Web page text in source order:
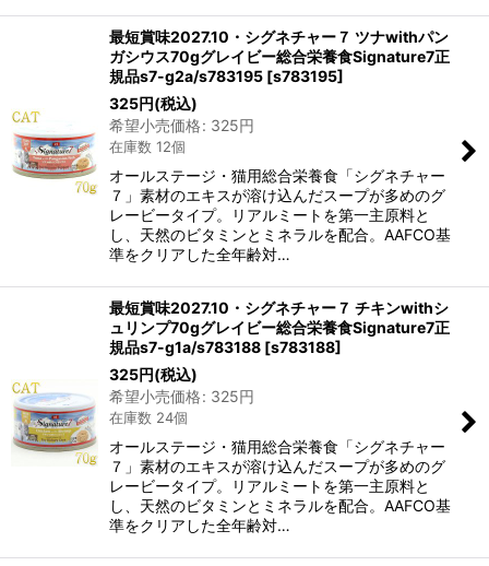
最短賞味2027.10・シグネチャー７ ツナwithパン
ガシウス70gグレイビー総合栄養食Signature7正
規品s7-g2a/s783195 [s783195]
325円(税込)
希望小売価格: 325円
在庫数 12個
オールステージ・猫用総合栄養食「シグネチャー
７」素材のエキスが溶け込んだスープが多めのグ
レービータイプ。リアルミートを第一主原料と
し、天然のビタミンとミネラルを配合。AAFCO基
準をクリアした全年齢対…
最短賞味2027.10・シグネチャー７ チキンwithシ
ュリンプ70gグレイビー総合栄養食Signature7正
規品s7-g1a/s783188 [s783188]
325円(税込)
希望小売価格: 325円
在庫数 24個
オールステージ・猫用総合栄養食「シグネチャー
７」素材のエキスが溶け込んだスープが多めのグ
レービータイプ。リアルミートを第一主原料と
し、天然のビタミンとミネラルを配合。AAFCO基
準をクリアした全年齢対…